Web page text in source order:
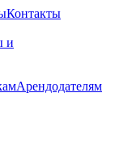
Контакты
и
Арендодателям